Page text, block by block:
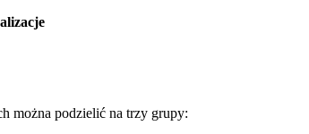
można podzielić na trzy grupy: